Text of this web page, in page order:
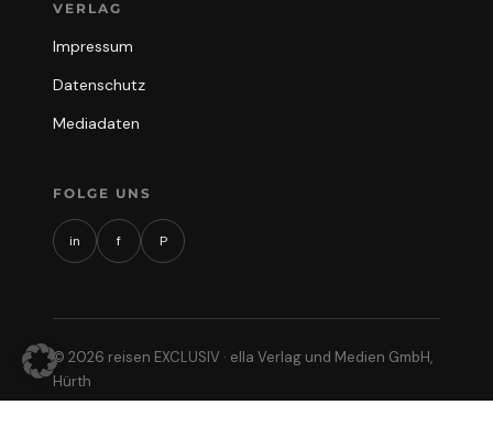
VERLAG
Impressum
Datenschutz
Mediadaten
FOLGE UNS
in f P
© 2026 reisen EXCLUSIV · ella Verlag und Medien GmbH,
Hürth